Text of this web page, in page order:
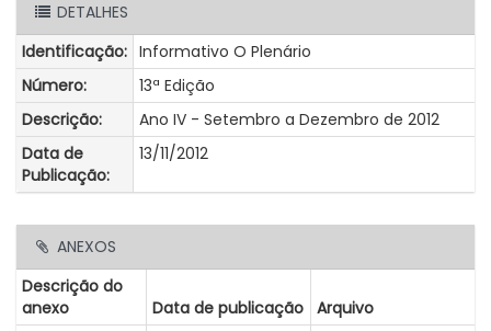
DETALHES
Identificação: Informativo O Plenário
Número:
13ª Edição
Descrição:
Ano IV - Setembro a Dezembro de 2012
Data de
Publicação:
13/11/2012
ANEXOS
Descrição do
anexo
Data de publicação Arquivo